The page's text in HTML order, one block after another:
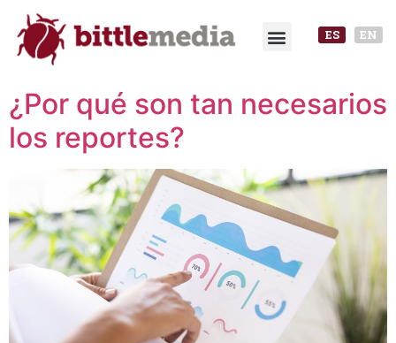
ES EN
¿Por qué son tan necesarios
los reportes?